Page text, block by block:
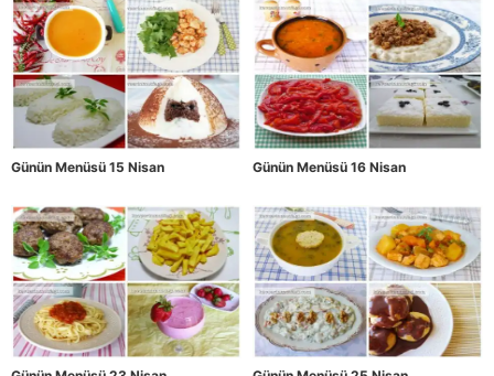
Günün Menüsü 15 Nisan Günün Menüsü 16 Nisan